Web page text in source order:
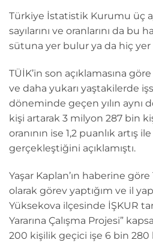
Türkiye İstatistik Kurumu üç
sayılarını ve oranlarını da bu
sütuna yer bulur ya da hiç
TÜİK’in son açıklamasına
ve daha yukarı yaştakilerde
döneminde geçen yılın aynı
kişi artarak 3 milyon 287 bin
oranının ise 1,2 puanlık artış
gerçekleştiğini açıklamıştı.
Yaşar Kaplan’ın haberine
olarak görev yaptığım ve il
Yüksekova ilçesinde İŞKUR
Yararına Çalışma Projesi”
200 kişilik geçici işe 6 bin 280